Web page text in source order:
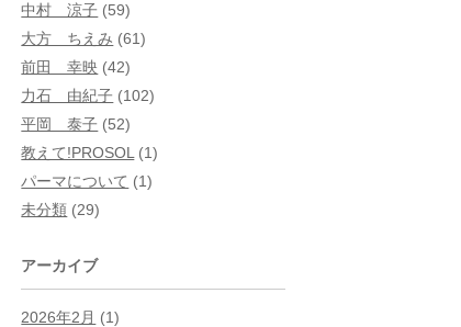
中村 涼子 (59)
大方 ちえみ (61)
前田 幸映 (42)
力石 由紀子 (102)
平岡 泰子 (52)
教えて!PROSOL (1)
パーマについて (1)
未分類 (29)
アーカイブ
2026年2月 (1)